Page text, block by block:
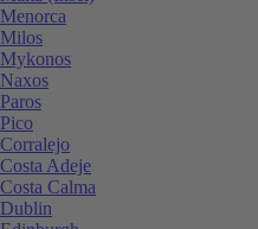
Menorca
Milos
Mykonos
Naxos
Paros
Pico
Corralejo
Costa Adeje
Costa Calma
Dublin